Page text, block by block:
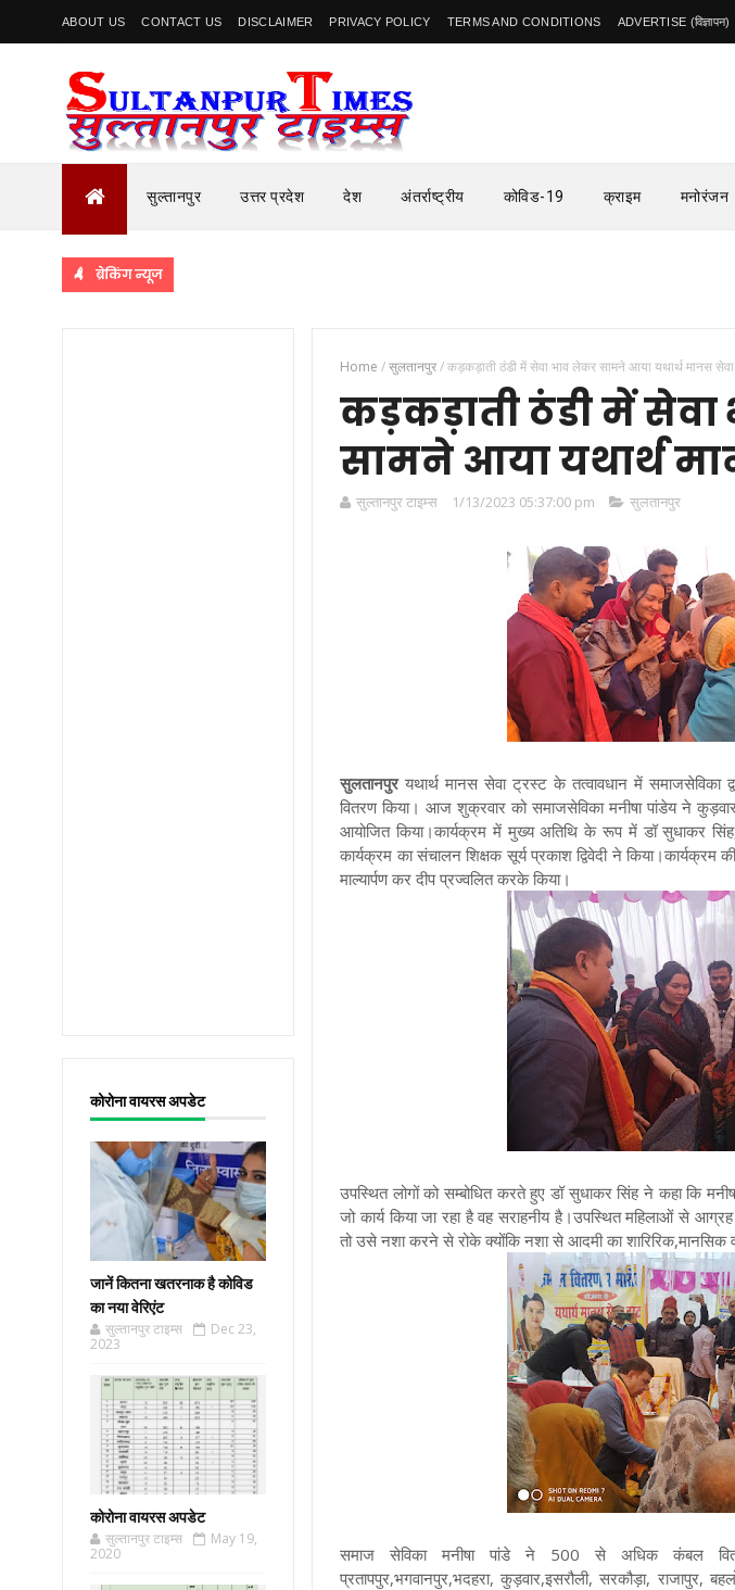
ABOUT US CONTACT US DISCLAIMER PRIVACY POLICY TERMS AND CONDITIONS ADVERTISE (विज्ञापन)
सुल्तानपुर उत्तर प्रदेश देश अंतर्राष्ट्रीय कोविड-19 क्राइम मनोरंजन
ब्रेकिंग न्यूज
कोरोना वायरस अपडेट
जानें कितना खतरनाक है कोविड
का नया वेरिएंट
सुल्तानपुर टाइम्स
Dec 23,
2023
कोरोना वायरस अपडेट
सुल्तानपुर टाइम्स
May 19,
2020
Home /सुलतानपुर/कड़कड़ाती ठंडी में सेवा भाव लेकर सामने आया यथार्थ मानस
कड़कड़ाती ठंडी में
सामने आया यथार्थ
सुल्तानपुर टाइम्स 1/13/2023 05:37:00 pm सुलतानपुर
सुलतानपुरयथार्थ मानस सेवा ट्रस्ट के तत्वावधान में समाजसेविका
वितरण किया। आज शुक्रवार को समाजसेविका मनीषा पांडेय ने
आयोजित किया।कार्यक्रम में मुख्य अतिथि के रूप में डॉ सुधाकर
कार्यक्रम का संचालन शिक्षक सूर्य प्रकाश द्विवेदी ने
माल्यार्पण कर दीप प्रज्वलित करके किया।
उपस्थित लोगों को सम्बोधित करते हुए डॉ सुधाकर सिंह ने कहा कि
जो कार्य किया जा रहा है वह सराहनीय है।उपस्थित महिलाओं से
तो उसे नशा करने से रोके क्योंकि नशा से आदमी का शारिरिक,मानसिक
समाज सेविका मनीषा पांडे ने 500 से अधिक कंबल वितरित
प्रतापपुर,भगवानपुर,भदहरा, कुड़वार,इसरौली, सरकौड़ा, राजापुर,